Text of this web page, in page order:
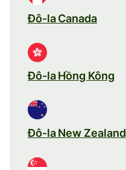
Đô-la Canada
Đô-la Hồng Kông
Đô-la New Zealand